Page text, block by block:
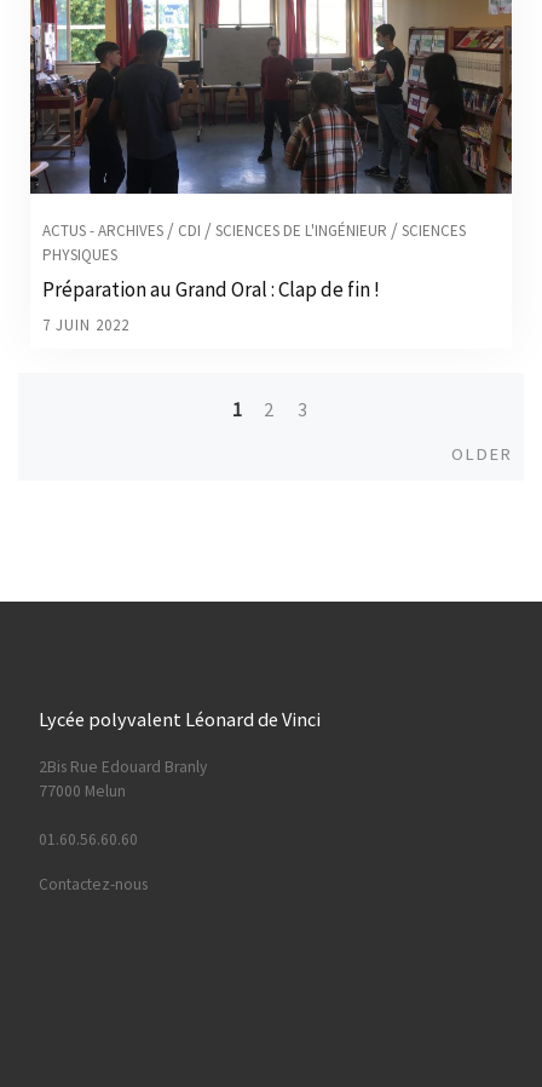
ACTUS - ARCHIVES / CDI /SCIENCES DE L'INGÉNIEUR /SCIENCES
PHYSIQUES
Préparation au Grand Oral : Clap de fin !
7 JUIN 2022
1 2
3
OLDER
Lycée polyvalent Léonard de Vinci
2Bis Rue Edouard Branly
77000 Melun
01.60.56.60.60
Contactez-nous